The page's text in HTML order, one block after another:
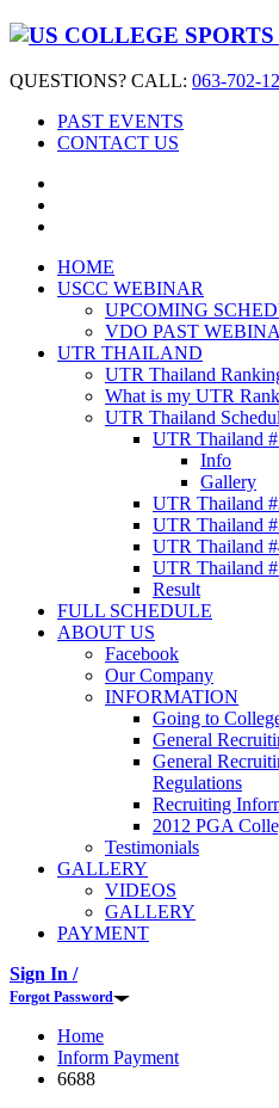
QUESTIONS? CALL: 063-702-
PAST EVENTS
CONTACT US
HOME
USCC WEBINAR
UPCOMING
VDO PAST
UTR THAILAND
UTR Thailand
What is my UTR
UTR Thailand
UTR Thailand
Info
Gallery
UTR Thailand
UTR Thailand
UTR Thailand
UTR Thailand
Result
FULL SCHEDULE
ABOUT US
Facebook
Our Company
INFORMATION
Going to
General
General
Regulations
Recruiting
2012 PGA
Testimonials
GALLERY
VIDEOS
GALLERY
PAYMENT
Sign In /
Forgot Password
Home
Inform Payment
6688